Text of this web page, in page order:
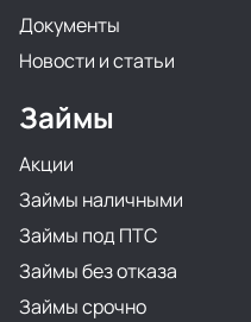
Документы
Новости и статьи
Займы
Акции
Займы наличными
Займы под ПТС
Займы без отказа
Займы срочно